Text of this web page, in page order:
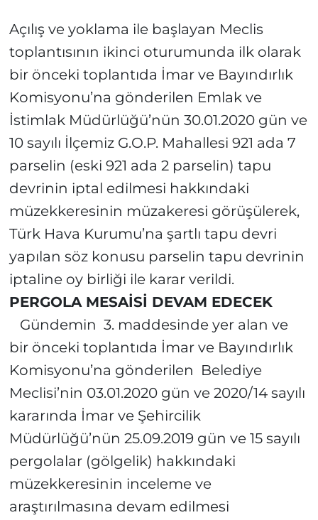
Açılış ve yoklama ile başlayan Meclis
toplantısının ikinci oturumunda ilk olarak
bir önceki toplantıda İmar ve Bayındırlık
Komisyonu’na gönderilen Emlak ve
İstimlak Müdürlüğü’nün 30.01.2020 gün ve
10 sayılı İlçemiz G.O.P. Mahallesi 921 ada 7
parselin (eski 921 ada 2 parselin) tapu
devrinin iptal edilmesi hakkındaki
müzekkeresinin müzakeresi görüşülerek,
Türk Hava Kurumu’na şartlı tapu devri
yapılan söz konusu parselin tapu devrinin
iptaline oy birliği ile karar verildi.
PERGOLA MESAİSİ DEVAM EDECEK
Gündemin 3. maddesinde yer alan ve
bir önceki toplantıda İmar ve Bayındırlık
Komisyonu’na gönderilen Belediye
Meclisi’nin 03.01.2020 gün ve 2020/14 sayılı
kararında İmar ve Şehircilik
Müdürlüğü’nün 25.09.2019 gün ve 15 sayılı
pergolalar (gölgelik) hakkındaki
müzekkeresinin inceleme ve
araştırılmasına devam edilmesi